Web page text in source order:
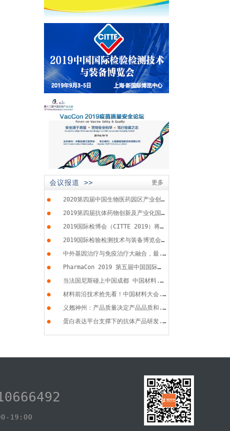
会议报道 >> 更多
●
2020第四届中国生物医药园区产业创...
●
2019第四届抗体药物创新及产业化国...
●
2019国际检博会（CITTE 2019）将于...
●
2019国际检验检测技术与装备博览会...
●
中外基因治疗与免疫治疗大融合，最...
●
PharmaCon 2019 第五届中国国际化...
●
当法国尼斯碰上中国成都 中国材料...
●
材料前沿技术抢先看！中国材料大会...
●
义翘神州：产品质量决定产品品质和...
●
蛋白表达平台支撑下的抗体产品研发...
19:00